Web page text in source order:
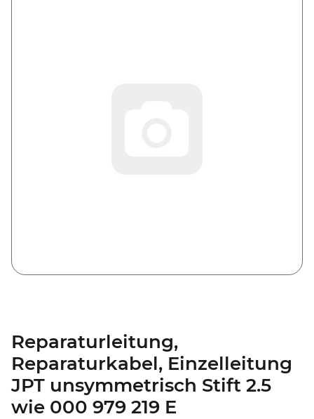
Reparaturleitung,
Reparaturkabel, Einzelleitung
JPT unsymmetrisch Stift 2.5
wie 000 979 219 E